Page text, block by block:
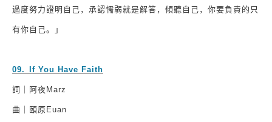
過度努力證明自己，承認懦弱就是解答，傾聽自己，你要負責的只
有你自己。」
09. If You Have Faith
詞｜阿夜 Marz
曲｜頤原 Euan